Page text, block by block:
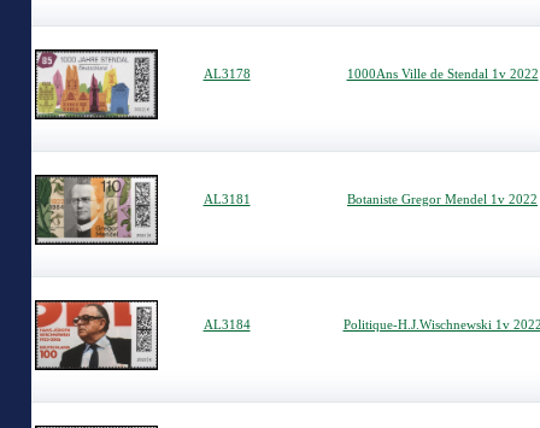
AL3178 1000Ans Ville de Stendal 1v 2022
AL3181 Botaniste Gregor Mendel 1v 2022
AL3184 Politique-H.J.Wischnewski 1v